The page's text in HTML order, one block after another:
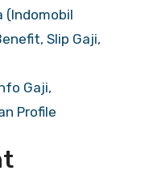
(Indomobil
Slip Gaji,
Gaji,
Profile